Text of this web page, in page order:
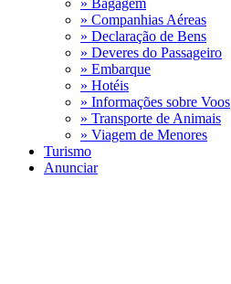
» Bagagem
» Companhias Aéreas
» Declaração de Bens
» Deveres do Passageiro
» Embarque
» Hotéis
» Informações sobre Voos
» Transporte de Animais
» Viagem de Menores
Turismo
Anunciar